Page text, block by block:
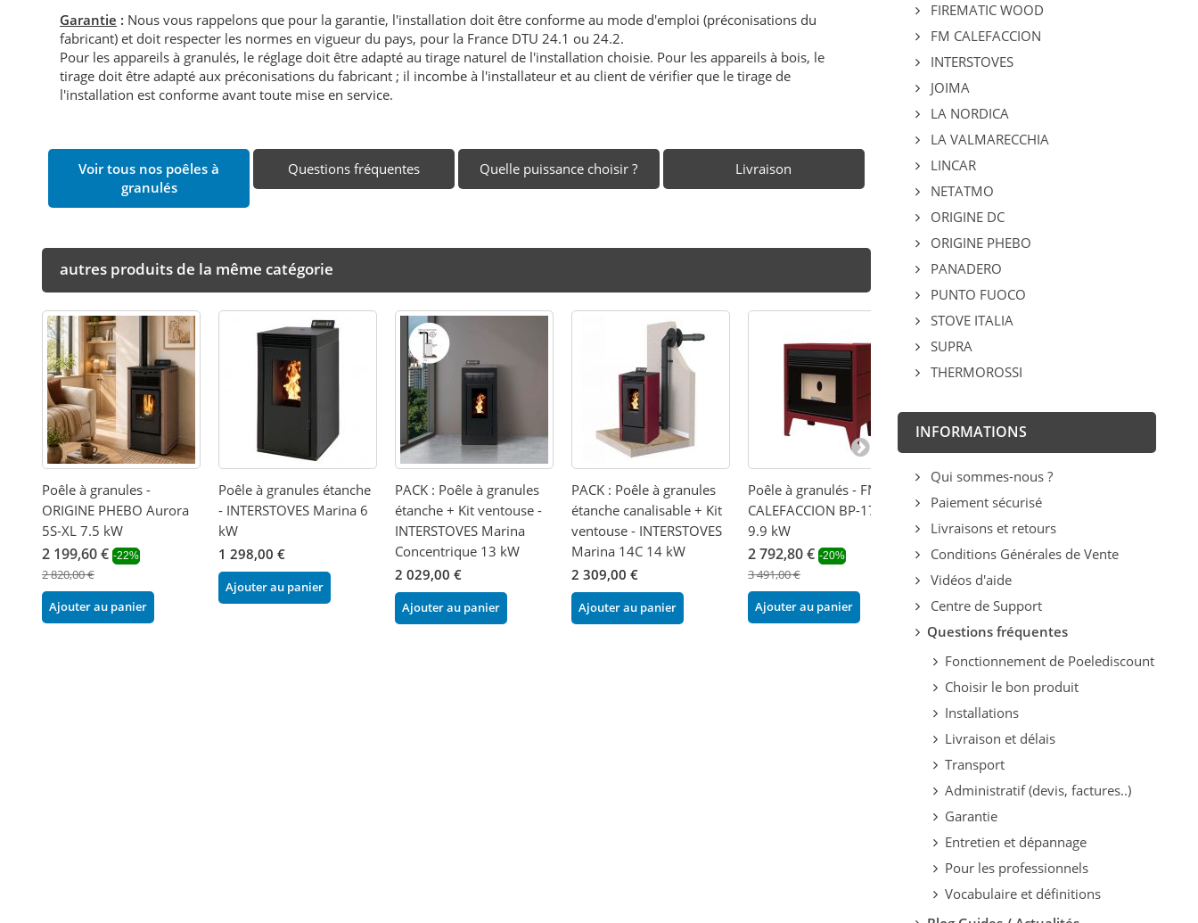
Garantie : Nous vous rappelons que pour la garantie, l'installation doit être conforme au mode d'emploi (préconisations du
fabricant) et doit respecter les normes en vigueur du pays, pour la France DTU 24.1 ou 24.2.
Pour les appareils à granulés, le réglage doit être adapté au tirage naturel de l'installation choisie. Pour les appareils à bois, le
tirage doit être adapté aux préconisations du fabricant ; il incombe à l'installateur et au client de vérifier que le tirage de
l'installation est conforme avant toute mise en service.
Voir tous nos poêles à
granulés
Questions fréquentes Quelle puissance choisir ? Livraison
autres produits de la même catégorie
Poêle à granules -
ORIGINE PHEBO Aurora
5S-XL 7.5 kW
2 199,60 € -22%
2 820,00 €
Ajouter au panier
Poêle à granules étanche
- INTERSTOVES Marina 6
kW
1 298,00 €
Ajouter au panier
PACK : Poêle à granules
étanche + Kit ventouse -
INTERSTOVES Marina
Concentrique 13 kW
2 029,00 €
Ajouter au panier
PACK : Poêle à granules
étanche canalisable + Kit
ventouse - INTERSTOVES
Marina 14C 14 kW
2 309,00 €
Ajouter au panier
Poêle à granulés - FM
CALEFACCION BP-170-K
9.9 kW
2 792,80 € -20%
3 491,00 €
Ajouter au panier
canalisable - FM
CALEFACCION BP-701
15.8 kW
3 184,00 € -20%
Ajouter au panier
kW
FIREMATIC WOOD
FM CALEFACCION
INTERSTOVES
JOIMA
LA NORDICA
LA VALMARECCHIA
LINCAR
NETATMO
ORIGINE DC
ORIGINE PHEBO
PANADERO
PUNTO FUOCO
STOVE ITALIA
SUPRA
THERMOROSSI
INFORMATIONS
Qui sommes-nous ?
Paiement sécurisé
Livraisons et retours
Conditions Générales de Vente
Vidéos d'aide
Centre de Support
Questions fréquentes
Fonctionnement de Poelediscount
Choisir le bon produit
Installations
Livraison et délais
Transport
Administratif (devis, factures..)
Garantie
Entretien et dépannage
Pour les professionnels
Vocabulaire et définitions